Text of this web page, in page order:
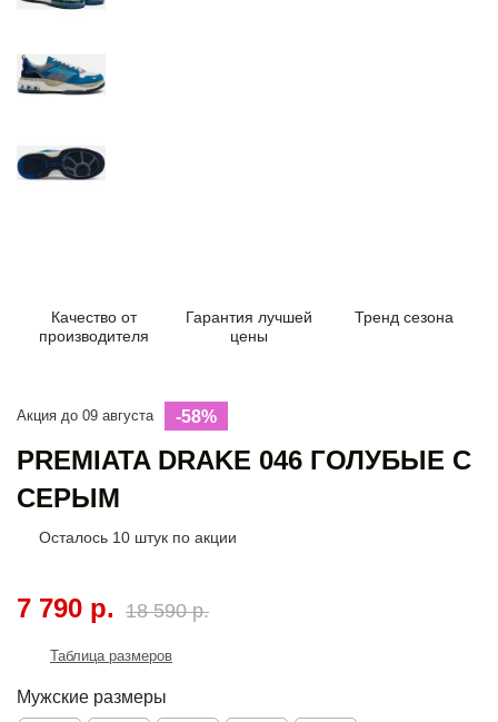
Качество от
производителя
Гарантия лучшей
цены
Тренд сезона
Акция до 09 августа -58%
PREMIATA DRAKE 046 ГОЛУБЫЕ С
СЕРЫМ
Осталось 10 штук по акции
7 790 р. 18 590 р.
Таблица размеров
Мужские размеры